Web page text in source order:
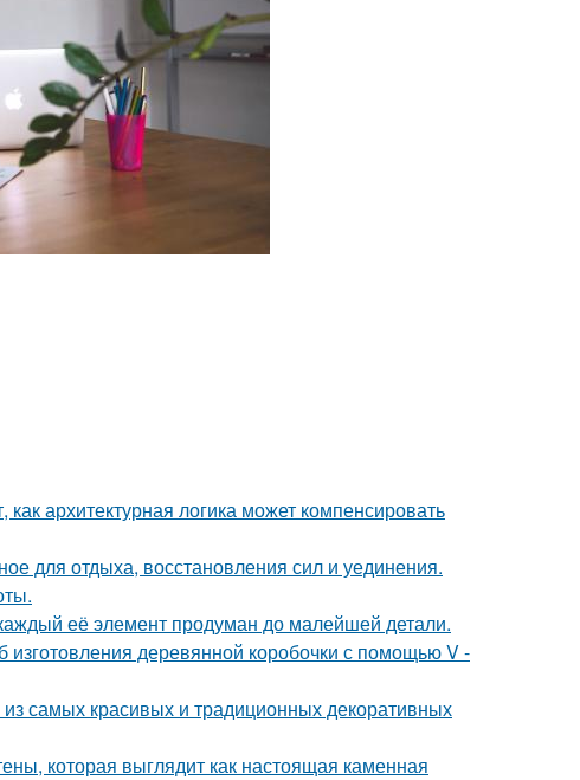
архитектурная логика может компенсировать
для отдыха, восстановления сил и уединения.
её элемент продуман до малейшей детали.
деревянной коробочки с помощью V -
самых красивых и традиционных декоративных
которая выглядит как настоящая каменная